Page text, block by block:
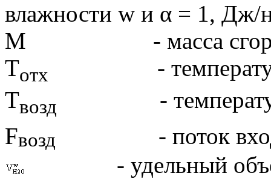
влажности w и α = 1, Дж/
M - масса
Тотх
- температура
Твозд
- температура
Fвозд
- поток
- удельный объем